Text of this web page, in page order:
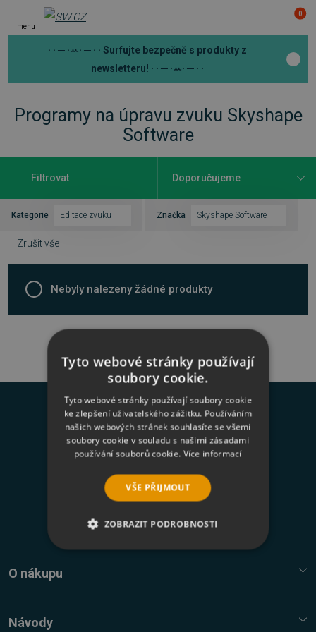
menu
0
· · ─ ·ꕀ· ─ · · Surfujte bezpečně s produkty z
newsletteru! · · ─ ·ꕀ· ─ · ·
Programy na úpravu zvuku Skyshape
Software
Filtrovat
Kategorie Editace zvuku Značka Skyshape Software
Zrušit vše
Nebyly nalezeny žádné produkty
Novinky na váš e-mail
Odesláním formuláře souhlasím se
newsletterů a zpracováním osobních údajů
Přihlásit k odběru
O nákupu
Elektronické licence a trezor
Návody
Tyto webové stránky používají
soubory cookie.
Tyto webové stránky používají soubory cookie
ke zlepšení uživatelského zážitku. Používáním
našich webových stránek souhlasíte se všemi
soubory cookie v souladu s našimi zásadami
používání souborů cookie. Více informací
VŠE PŘIJMOUT
ZOBRAZIT PODROBNOSTI